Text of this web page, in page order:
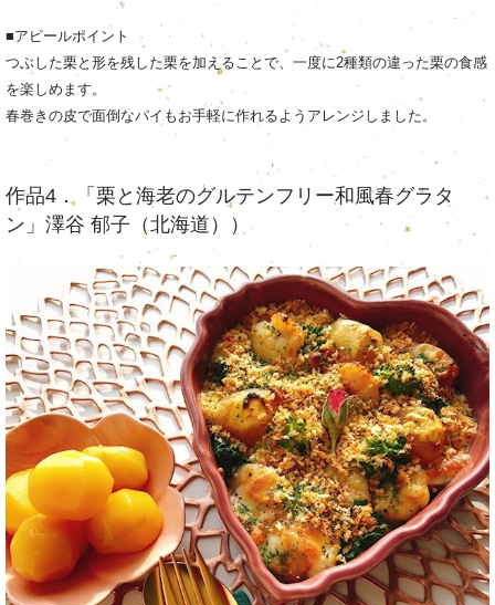
■アピールポイント
つぶした栗と形を残した栗を加えることで、一度に2種類の違った栗の食感
を楽しめます。
春巻きの皮で面倒なパイもお手軽に作れるようアレンジしました。
作品4．「栗と海老のグルテンフリー和風春グラタ
ン」澤谷 郁子（北海道））